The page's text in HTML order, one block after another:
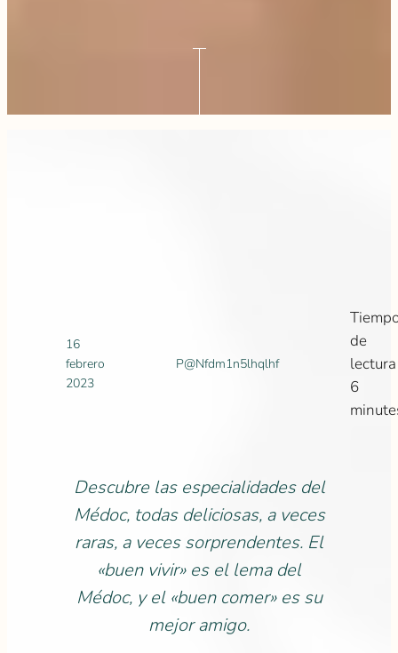
16
febrero
2023
P@Nfdm1n5lhqlhf
de
6
Descubre las especialidades del
Médoc, todas deliciosas, a veces
raras, a veces sorprendentes. El
«buen vivir» es el lema del
Médoc, y el «buen comer» es su
mejor amigo.